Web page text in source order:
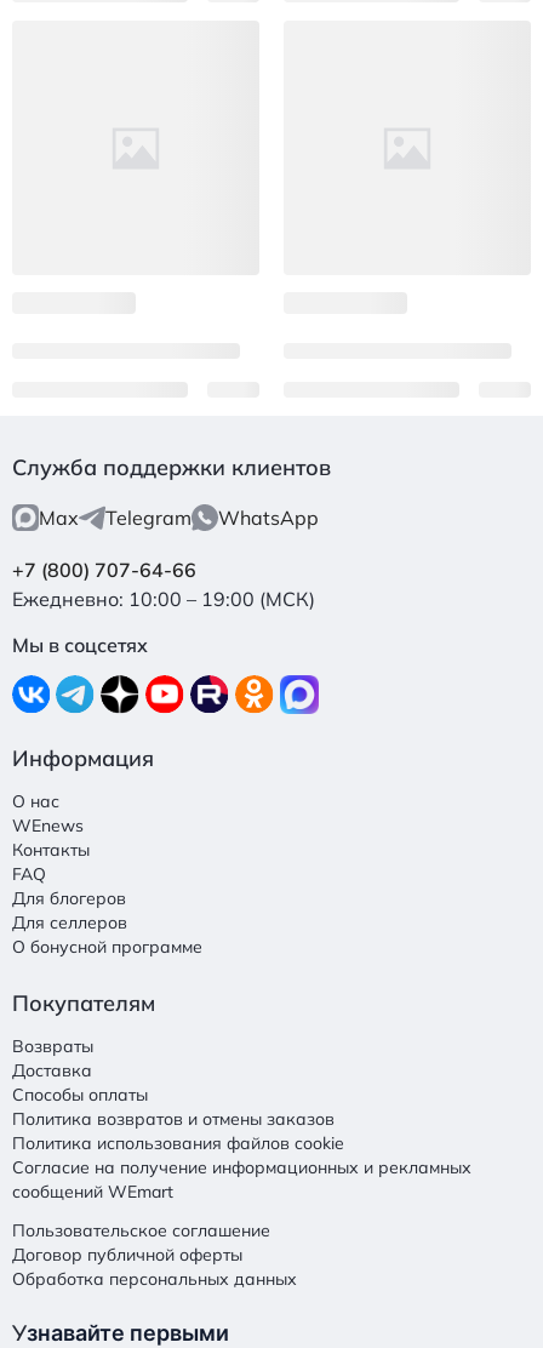
Служба поддержки клиентов
Max Telegram WhatsApp
+7 (800) 707-64-66
Ежедневно: 10:00 – 19:00 (МСК)
Мы в соцсетях
Информация
О нас
WEnews
Контакты
FAQ
Для блогеров
Для селлеров
О бонусной программе
Покупателям
Возвраты
Доставка
Способы оплаты
Политика возвратов и отмены заказов
Политика использования файлов cookie
Согласие на получение информационных и рекламных
сообщений WEmart
Пользовательское соглашение
Договор публичной оферты
Обработка персональных данных
Узнавайте первыми